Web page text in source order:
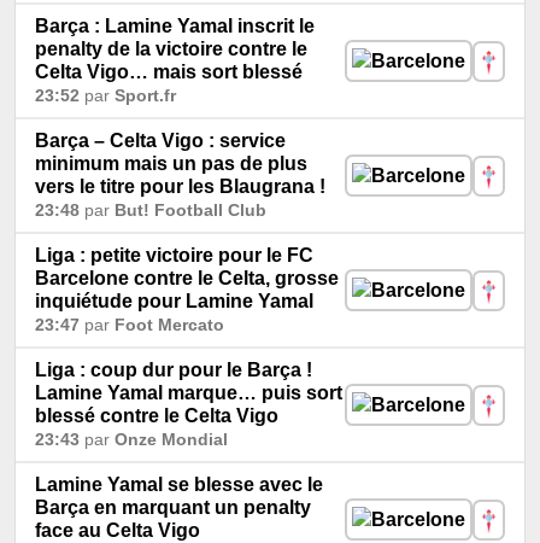
Barça : Lamine Yamal inscrit le
penalty de la victoire contre le
Celta Vigo… mais sort blessé
23:52 par Sport.fr
Barça – Celta Vigo : service
minimum mais un pas de plus
vers le titre pour les Blaugrana !
23:48 par But! Football Club
Liga : petite victoire pour le FC
Barcelone contre le Celta, grosse
inquiétude pour Lamine Yamal
23:47 par Foot Mercato
Liga : coup dur pour le Barça !
Lamine Yamal marque… puis sort
blessé contre le Celta Vigo
23:43 par Onze Mondial
Lamine Yamal se blesse avec le
Barça en marquant un penalty
face au Celta Vigo